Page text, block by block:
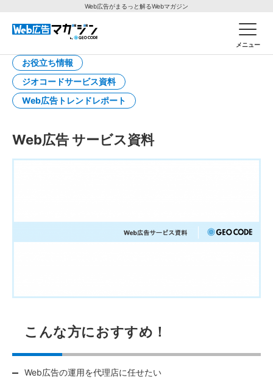
Web広告がまるっと解るWebマガジン
メニュー
お役立ち情報
ジオコードサービス資料
Web広告トレンドレポート
Web広告 サービス資料
こんな方におすすめ！
Web広告の運用を代理店に任せたい